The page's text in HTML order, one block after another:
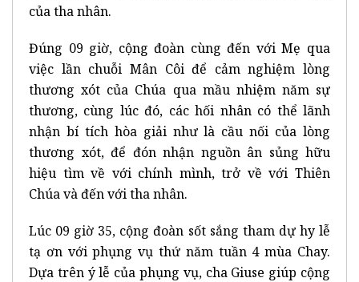
của tha nhân.
Đúng 09 giờ, cộng đoàn cùng đến với Mẹ qua
việc lần chuỗi Mân Côi để cảm nghiệm lòng
thương xót của Chúa qua mầu nhiệm năm sự
thương, cùng lúc đó, các hối nhân có thể lãnh
nhận bí tích hòa giải như là cầu nối của lòng
thương xót, để đón nhận nguồn ân sủng hữu
hiệu tìm về với chính mình, trở về với Thiên
Chúa và đến với tha nhân.
Lúc 09 giờ 35, cộng đoàn sốt sắng tham dự hy lễ
tạ ơn với phụng vụ thứ năm tuần 4 mùa Chay.
Dựa trên ý lễ của phụng vụ, cha Giuse giúp cộng